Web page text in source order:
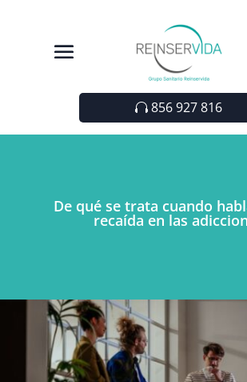
856 927 816
De qué se trata cuando
recaída en las